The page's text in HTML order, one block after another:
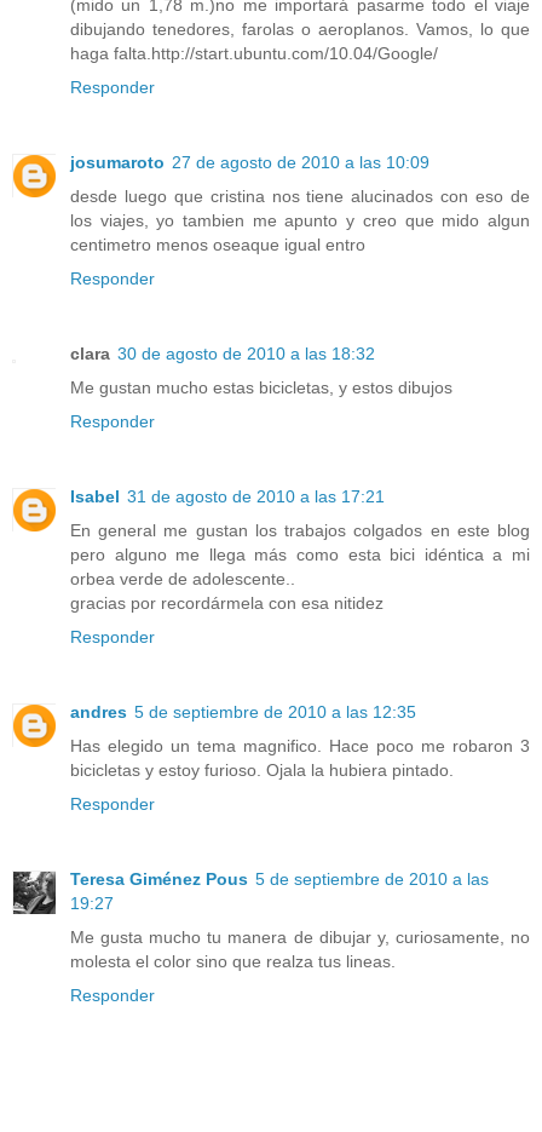
(mido un 1,78 m.)no me importará pasarme todo el viaje
dibujando tenedores, farolas o aeroplanos. Vamos, lo que
haga falta.http://start.ubuntu.com/10.04/Google/
Responder
josumaroto 27 de agosto de 2010 a las 10:09
desde luego que cristina nos tiene alucinados con eso de
los viajes, yo tambien me apunto y creo que mido algun
centimetro menos oseaque igual entro
Responder
clara 30 de agosto de 2010 a las 18:32
Me gustan mucho estas bicicletas, y estos dibujos
Responder
Isabel 31 de agosto de 2010 a las 17:21
En general me gustan los trabajos colgados en este blog
pero alguno me llega más como esta bici idéntica a mi
orbea verde de adolescente..
gracias por recordármela con esa nitidez
Responder
andres 5 de septiembre de 2010 a las 12:35
Has elegido un tema magnifico. Hace poco me robaron 3
bicicletas y estoy furioso. Ojala la hubiera pintado.
Responder
Teresa Giménez Pous 5 de septiembre de 2010 a las
19:27
Me gusta mucho tu manera de dibujar y, curiosamente, no
molesta el color sino que realza tus lineas.
Responder